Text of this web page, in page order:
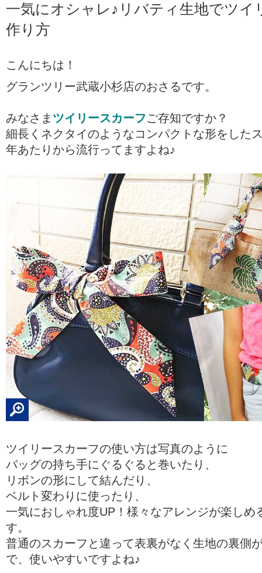
一気にオシャレ♪リバティ生地でツイ
作り方
こんにちは！
グランツリー武蔵小杉店のおさるです。
みなさま ツイリースカーフご存知ですか？
細長くネクタイのようなコンパクトな形をした
年あたりから流行ってますよね♪
ツイリースカーフの使い方は写真のように
バッグの持ち手にぐるぐると巻いたり、
リボンの形にして結んだり、
ベルト変わりに使ったり、
一気におしゃれ度UP！様々なアレンジが楽しめ
す。
普通のスカーフと違って表裏がなく生地の裏側
で、使いやすいですよね♪